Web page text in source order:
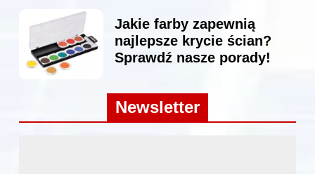
Jakie farby zapewnią
najlepsze krycie ścian?
Sprawdź nasze porady!
Newsletter